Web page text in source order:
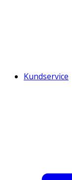
Kundservice